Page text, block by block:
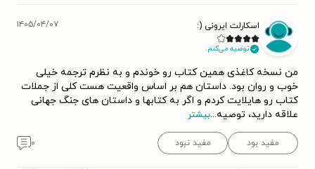
اسکارلت ایرونی (:
توصیه می‌کنم.
۱۴۰۵/۰۴/۰۷
من نسخه کاغذی همین کتاب رو خوندم و به نظرم ترجمه خیلی
خوب و روان بود. داستان هم بر اساس واقعیت هست کلی از جملات
کتاب رو هایلایت کردم و اگر به کتابها و داستان های جنگ جهانی
علاقه دارید، توصیه...بیشتر
مفید بود مفید نبود ۰